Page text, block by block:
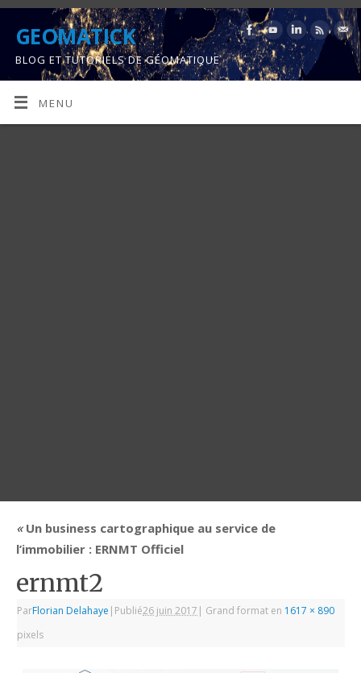
GEOMATICK
BLOG ET TUTORIELS DE GÉOMATIQUE
MENU
«Un business cartographique au service de
l’immobilier : ERNMT Officiel
ernmt2
ParFlorian Delahaye | Publié26 juin 2017 | Grand format en 1617 × 890
pixels